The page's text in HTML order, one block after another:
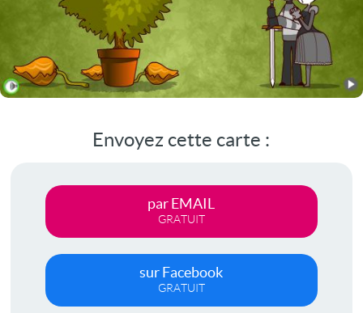
Envoyez cette carte :
par EMAIL
GRATUIT
sur Facebook
GRATUIT